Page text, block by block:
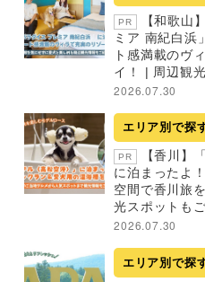
PR
【和歌山
ミア 南紀白浜
ト感満載のヴ
イ！ | 周辺観
2026.07.30
エリア別で探
PR
【香川】
に泊まったよ
空間で香川旅
光スポットも
2026.07.30
エリア別で探